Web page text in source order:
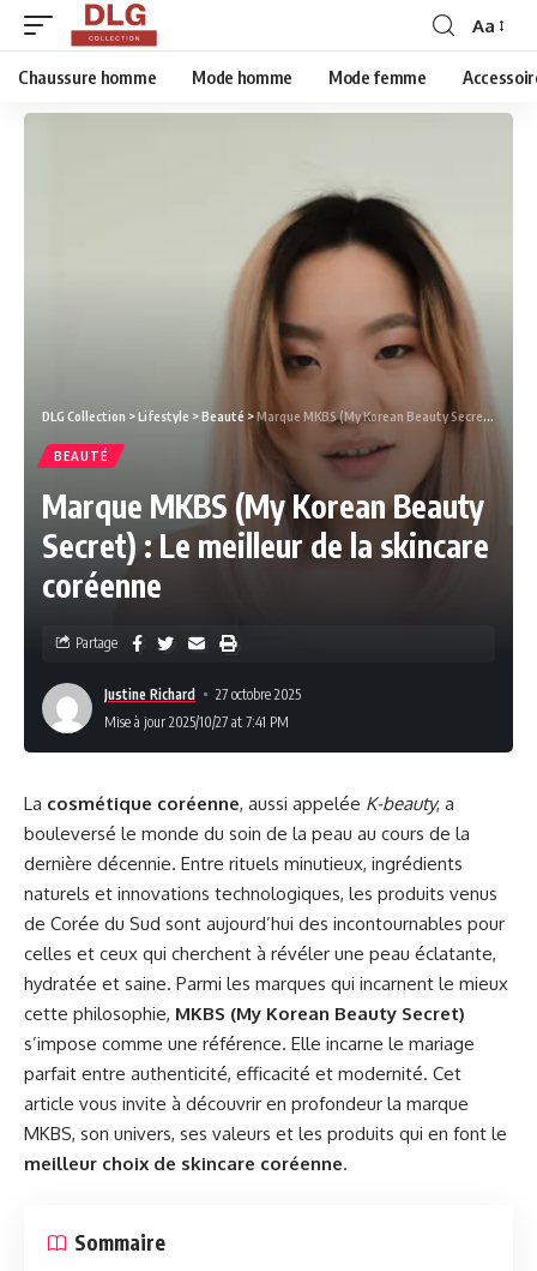
Aa
Chaussure homme Mode homme Mode femme
DLG Collection >Lifestyle >Beauté >Marque MKBS (My Korean Beauty Secret) : Le meilleur de la skincare coréenne
BEAUTÉ
Marque MKBS (My Korean Beauty
Secret) : Le meilleur de la skincare
coréenne
Justine Richard
27 octobre 2025
Mise à jour 2025/10/27 at 7:41 PM
Partage
La cosmétique coréenne, aussi appelée K-beauty, a
bouleversé le monde du soin de la peau au cours de la
dernière décennie. Entre rituels minutieux, ingrédients
naturels et innovations technologiques, les produits venus
de Corée du Sud sont aujourd’hui des incontournables pour
celles et ceux qui cherchent à révéler une peau éclatante,
hydratée et saine. Parmi les marques qui incarnent le mieux
cette philosophie, MKBS (My Korean Beauty Secret)
s’impose comme une référence. Elle incarne le mariage
parfait entre authenticité, efficacité et modernité. Cet
article vous invite à découvrir en profondeur la marque
MKBS, son univers, ses valeurs et les produits qui en font le
meilleur choix de skincare coréenne.
Sommaire